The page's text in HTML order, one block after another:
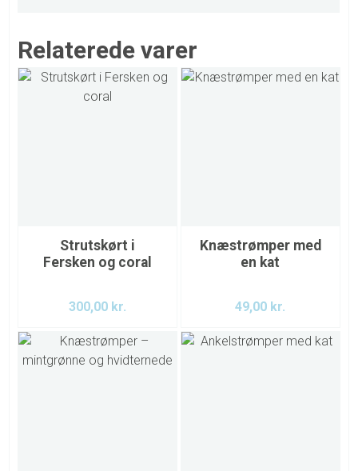
Relaterede varer
Strutskørt i
Fersken og coral
300,00 kr.
Knæstrømper med
en kat
49,00 kr.